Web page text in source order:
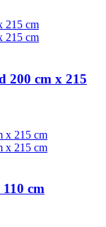
200 cm x 215
cm